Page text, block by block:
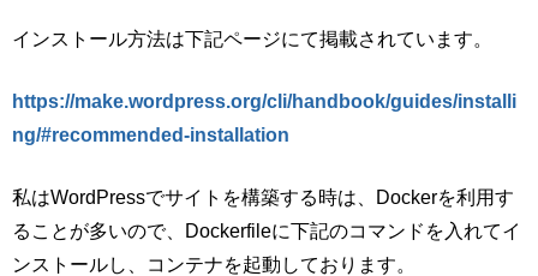
インストール方法は下記ページにて掲載されています。
https://make.wordpress.org/cli/handbook/guides/installi
ng/#recommended-installation
私はWordPressでサイトを構築する時は、Dockerを利用す
ることが多いので、Dockerfileに下記のコマンドを入れてイ
ンストールし、コンテナを起動しております。